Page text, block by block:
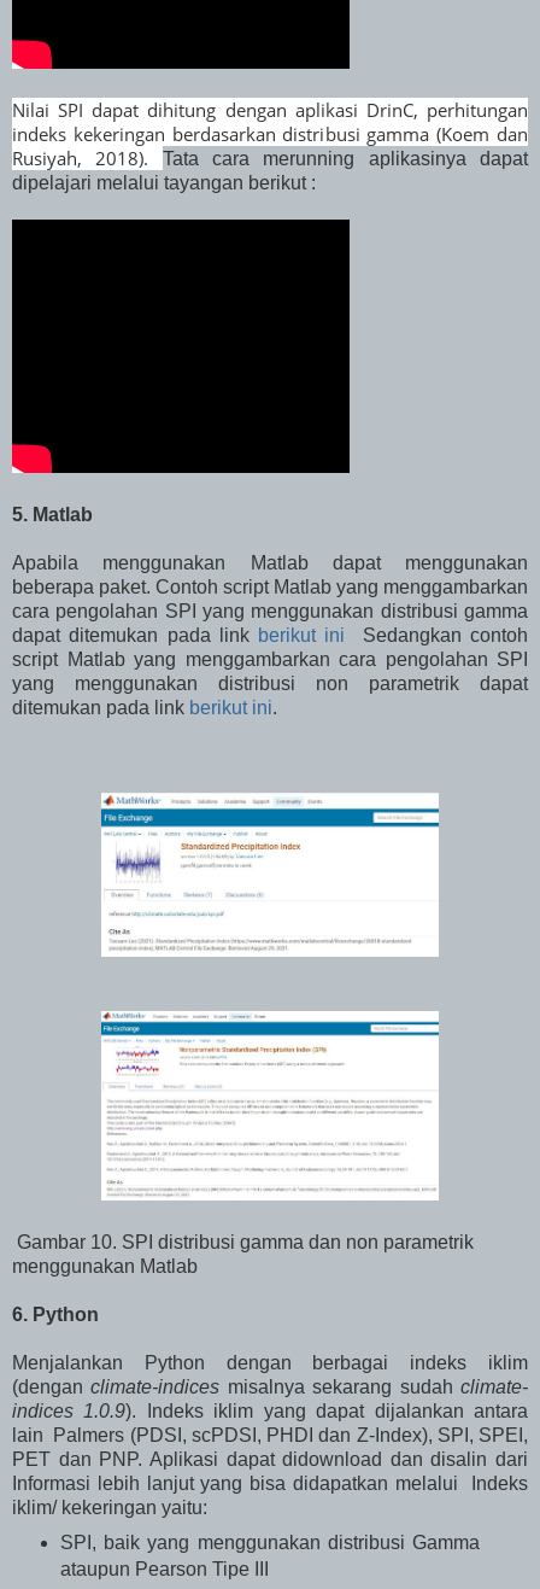
Nilai SPI dapat dihitung dengan aplikasi DrinC, perhitungan
indeks kekeringan berdasarkan distribusi gamma (Koem dan
Rusiyah, 2018).
Tata cara merunning aplikasinya dapat
dipelajari melalui tayangan berikut :
5. Matlab
Apabila menggunakan Matlab dapat menggunakan
beberapa paket. Contoh script Matlab yang menggambarkan
cara pengolahan SPI yang menggunakan distribusi gamma
dapat ditemukan pada link berikut ini Sedangkan contoh
script Matlab yang menggambarkan cara pengolahan SPI
yang menggunakan distribusi non parametrik dapat
ditemukan pada link berikut ini.
Gambar 10. SPI distribusi gamma dan non parametrik
menggunakan Matlab
6. Python
Menjalankan Python dengan berbagai indeks iklim
(denganclimate-indices misalnya sekarang sudah climate-
indices 1.0.9). Indeks iklim yang dapat dijalankan antara
lain Palmers (PDSI, scPDSI, PHDI dan Z-Index), SPI, SPEI,
PET dan PNP. Aplikasi dapat didownload dan disalin dari
Informasi lebih lanjut yang bisa didapatkan melalui Indeks
iklim/ kekeringan yaitu:
SPI, baik yang menggunakan distribusi Gamma
ataupun Pearson Tipe III